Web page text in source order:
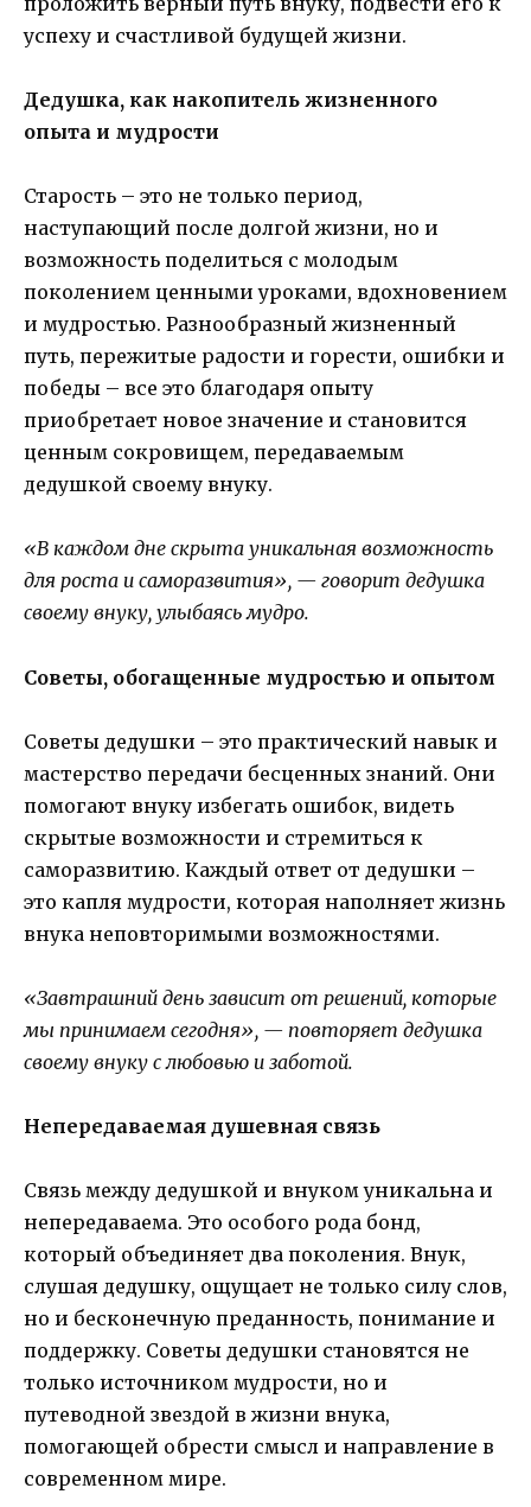
успеху и счастливой будущей жизни.
Дедушка, как накопитель жизненного
опыта и мудрости
Старость – это не только период,
наступающий после долгой жизни, но и
возможность поделиться с молодым
поколением ценными уроками, вдохновением
и мудростью. Разнообразный жизненный
путь, пережитые радости и горести, ошибки и
победы – все это благодаря опыту
приобретает новое значение и становится
ценным сокровищем, передаваемым
дедушкой своему внуку.
«В каждом дне скрыта уникальная возможность
для роста и саморазвития», — говорит дедушка
своему внуку, улыбаясь мудро.
Советы, обогащенные мудростью и опытом
Советы дедушки – это практический навык и
мастерство передачи бесценных знаний. Они
помогают внуку избегать ошибок, видеть
скрытые возможности и стремиться к
саморазвитию. Каждый ответ от дедушки –
это капля мудрости, которая наполняет жизнь
внука неповторимыми возможностями.
«Завтрашний день зависит от решений, которые
мы принимаем сегодня», — повторяет дедушка
своему внуку с любовью и заботой.
Непередаваемая душевная связь
Связь между дедушкой и внуком уникальна и
непередаваема. Это особого рода бонд,
который объединяет два поколения. Внук,
слушая дедушку, ощущает не только силу слов,
но и бесконечную преданность, понимание и
поддержку. Советы дедушки становятся не
только источником мудрости, но и
путеводной звездой в жизни внука,
помогающей обрести смысл и направление в
современном мире.